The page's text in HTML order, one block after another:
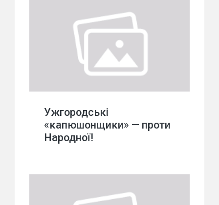
Ужгородські
«капюшонщики» — проти
Народної!